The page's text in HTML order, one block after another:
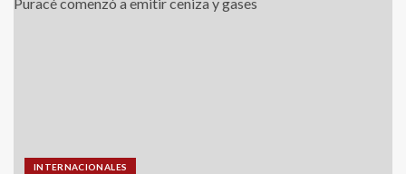
INTERNACIONALES